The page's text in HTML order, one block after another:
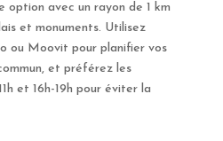
option avec un rayon de 1 km
et monuments. Utilisez
ou Moovit pour planifier vos
et préférez les
et 16h-19h pour éviter la